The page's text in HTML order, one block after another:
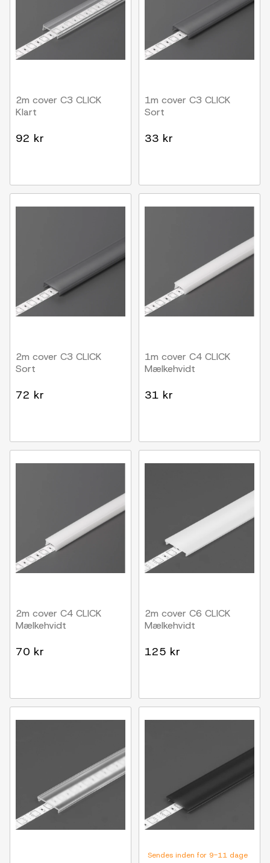
2m cover C3 CLICK
Klart
92 kr
1m cover C3 CLICK
Sort
33 kr
2m cover C3 CLICK
Sort
72 kr
1m cover C4 CLICK
Mælkehvidt
31 kr
2m cover C4 CLICK
Mælkehvidt
70 kr
2m cover C6 CLICK
Mælkehvidt
125 kr
Sendes inden for 9-11 dage